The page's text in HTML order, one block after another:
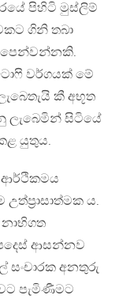
පිහිටි මුස්ලිම්
ගිනි තබා
පෙන්වන්නකි.
වර්ගයක් මේ
කී අභූත
ලැබෙමින් සිටියේ
යුතුය.
ආර්ථිකමය
ය.
ආසන්නව
සංචාරක අනතුරු
පැමිණීමට